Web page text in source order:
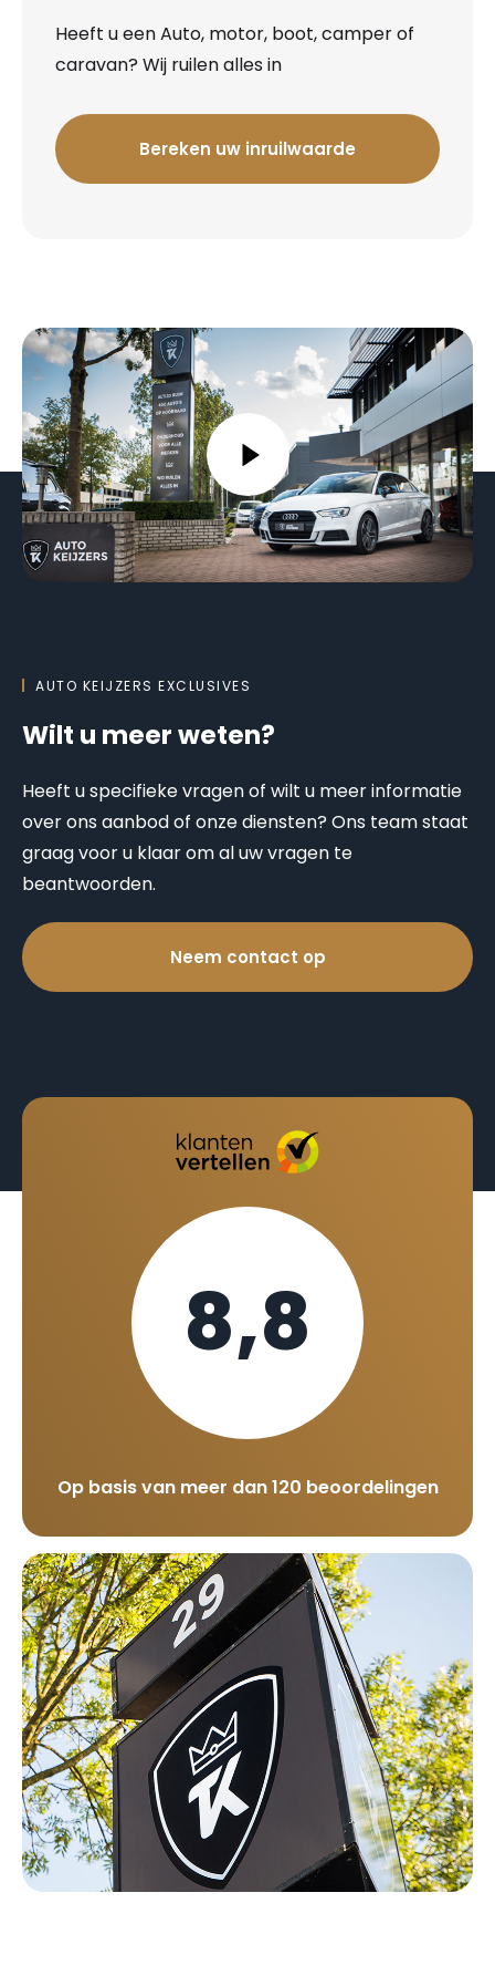
Heeft u een Auto, motor, boot, camper of
caravan? Wij ruilen alles in
Bereken uw inruilwaarde
AUTO KEIJZERS EXCLUSIVES
Wilt u meer weten?
Heeft u specifieke vragen of wilt u meer informatie
over ons aanbod of onze diensten? Ons team staat
graag voor u klaar om al uw vragen te
beantwoorden.
Neem contact op
8,8
Op basis van meer dan 120 beoordelingen